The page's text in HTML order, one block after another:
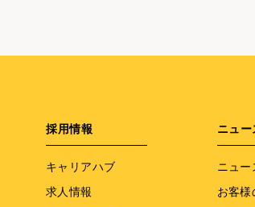
採用情報
キャリアハブ
求人情報
ニュ
ニュー
お客様